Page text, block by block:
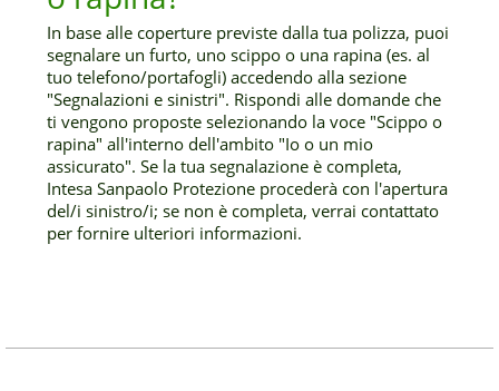
In base alle coperture previste dalla tua polizza, puoi
segnalare un furto, uno scippo o una rapina (es. al
tuo telefono/portafogli) accedendo alla sezione
"Segnalazioni e sinistri". Rispondi alle domande che
ti vengono proposte selezionando la voce "Scippo o
rapina" all'interno dell'ambito "Io o un mio
assicurato". Se la tua segnalazione è completa,
Intesa Sanpaolo Protezione procederà con l'apertura
del/i sinistro/i; se non è completa, verrai contattato
per fornire ulteriori informazioni.